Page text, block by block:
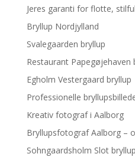
Jeres garanti for flotte,
Bryllup Nordjylland
Svalegaarden bryllup
Restaurant Papegøjehaven
Egholm Vestergaard bryllup
Professionelle
Kreativ fotograf i Aalborg
Bryllupsfotograf Aalborg –
Sohngaardsholm Slot bryllup